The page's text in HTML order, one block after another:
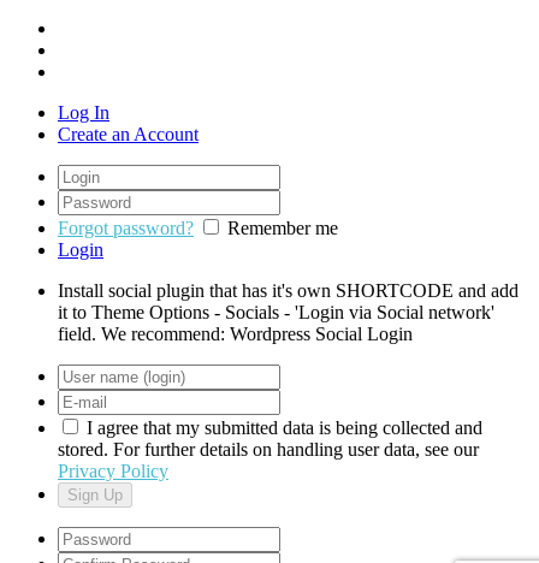
Log In
Create an Account
Forgot password?
Remember me
Login
Install social plugin that has it's own SHORTCODE and add
it to Theme Options - Socials - 'Login via Social network'
field. We recommend: Wordpress Social Login
I agree that my submitted data is being collected and
stored. For further details on handling user data, see our
Privacy Policy